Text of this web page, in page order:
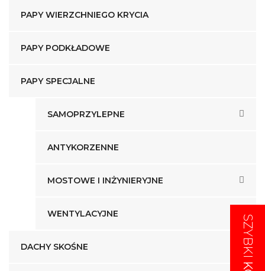
SZYBKI
SZYBKI
PAPY WIERZCHNIEGO KRYCIA
PAPY PODKŁADOWE
PAPY SPECJALNE
SAMOPRZYLEPNE
ANTYKORZENNE
MOSTOWE I INŻYNIERYJNE
WENTYLACYJNE
DACHY SKOŚNE